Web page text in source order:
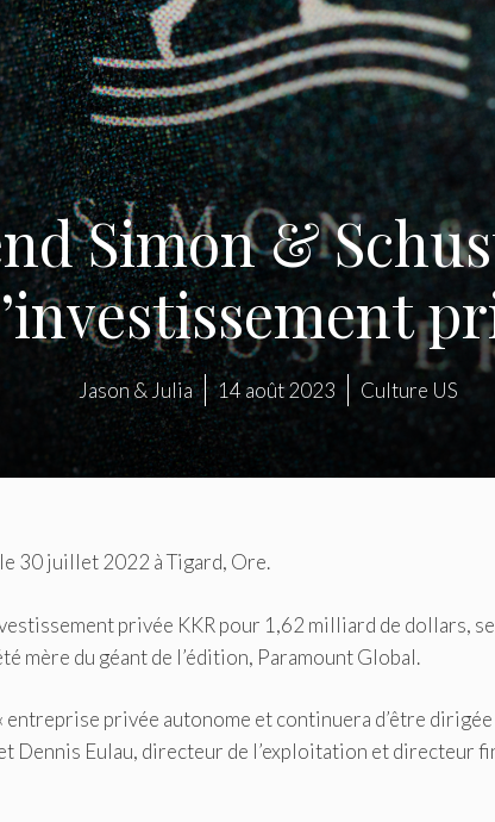
Simon &
Jason & Julia 14 août 2023 Culture US
30 juillet 2022 à Tigard, Ore.
privée KKR pour 1,62 milliard de dollars,
mère du géant de l’édition, Paramount Global.
entreprise privée autonome et continuera d’être
Dennis Eulau, directeur de l’exploitation et directeur